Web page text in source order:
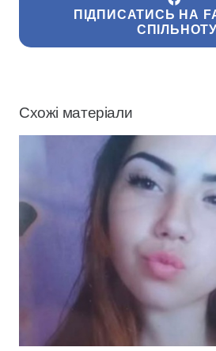
ПІДПИСАТИСЬ НА
СПІЛЬНОТУ
Схожі матеріали